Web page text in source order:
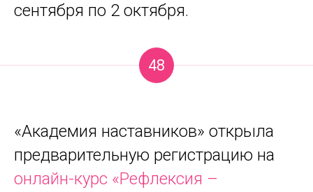
сентября по 2 октября.
48
«Академия наставников» открыла
предварительную регистрацию на
онлайн-курс «Рефлексия –